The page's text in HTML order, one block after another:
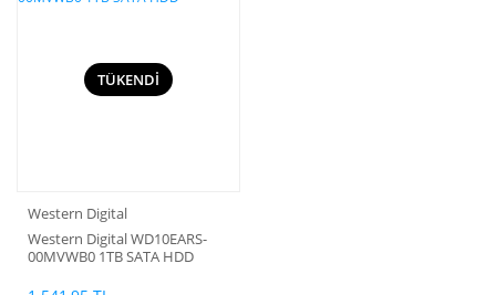
TÜKENDİ
Western Digital
Western Digital WD10EARS-
00MVWB0 1TB SATA HDD